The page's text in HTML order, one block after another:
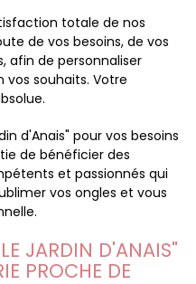
totale de nos
de vos besoins, de vos
afin de personnaliser
vos souhaits. Votre
d'Anais" pour vos besoins
de bénéficier des
et passionnés qui
vos ongles et vous
JARDIN D'ANAIS"
PROCHE DE